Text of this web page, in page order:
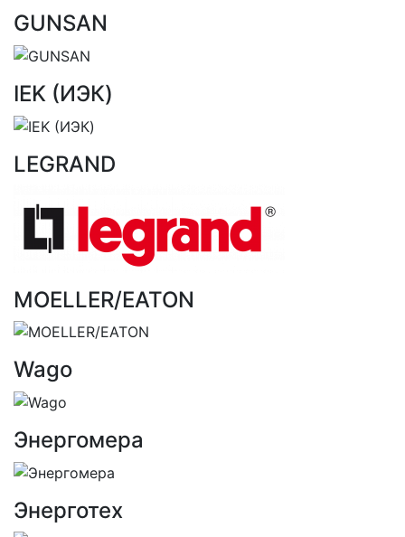
GUNSAN
IEK (ИЭК)
LEGRAND
MOELLER/EATON
Wago
Энергомера
Энерготех